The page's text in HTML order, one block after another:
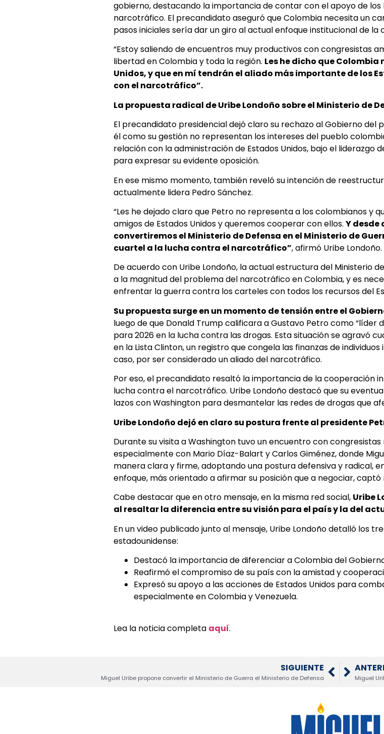
gobierno, destacando la importancia de contar con el apoyo de los
narcotráfico. El precandidato aseguró que Colombia necesita un
pasos iniciales sería dar un giro al actual enfoque institucional de la
“Estoy saliendo de encuentros muy productivos con congresistas
libertad en Colombia y toda la región. Les he dicho que
Unidos, y que en mí tendrán el aliado más importante de los
con el narcotráfico”.
La propuesta radical de Uribe Londoño sobre el Ministerio de
El precandidato presidencial dejó claro su rechazo al Gobierno
él como su gestión no representan los intereses del pueblo
relación con la administración de Estados Unidos, bajo el liderazgo
para expresar su evidente oposición.
En ese mismo momento, también reveló su intención de
actualmente lidera Pedro Sánchez.
“Les he dejado claro que Petro no representa a los colombianos y
amigos de Estados Unidos y queremos cooperar con ellos. Y desde
convertiremos el Ministerio de Defensa en el Ministerio de
cuartel a la lucha contra el narcotráfico”, afirmó Uribe Londoño.
De acuerdo con Uribe Londoño, la actual estructura del Ministerio
a la magnitud del problema del narcotráfico en Colombia, y es
enfrentar la guerra contra los carteles con todos los recursos del
Su propuesta surge en un momento de tensión entre el
luego de que Donald Trump calificara a Gustavo Petro como
para 2026 en la lucha contra las drogas. Esta situación se agravó
en la Lista Clinton, un registro que congela las finanzas de
caso, por ser considerado un aliado del narcotráfico.
Por eso, el precandidato resaltó la importancia de la cooperación
lucha contra el narcotráfico. Uribe Londoño destacó que su
lazos con Washington para desmantelar las redes de drogas que
Uribe Londoño dejó en claro su postura frente al presidente
Durante su visita a Washington tuvo un encuentro con congresistas
especialmente con Mario Díaz-Balart y Carlos Giménez, donde
manera clara y firme, adoptando una postura defensiva y radical,
enfoque, más orientado a afirmar su posición que a negociar,
Cabe destacar que en otro mensaje, en la misma red social, Uribe
al resaltar la diferencia entre su visión para el país y la del
En un video publicado junto al mensaje, Uribe Londoño detalló los
estadounidense:
Destacó la importancia de diferenciar a Colombia del
Reafirmó el compromiso de su país con la amistad y
Expresó su apoyo a las acciones de Estados Unidos para
especialmente en Colombia y Venezuela.
Lea la noticia completa aquí.
SIGUIENTE
Miguel Uribe propone convertir el Ministerio de Guerra el Ministerio de Defensa